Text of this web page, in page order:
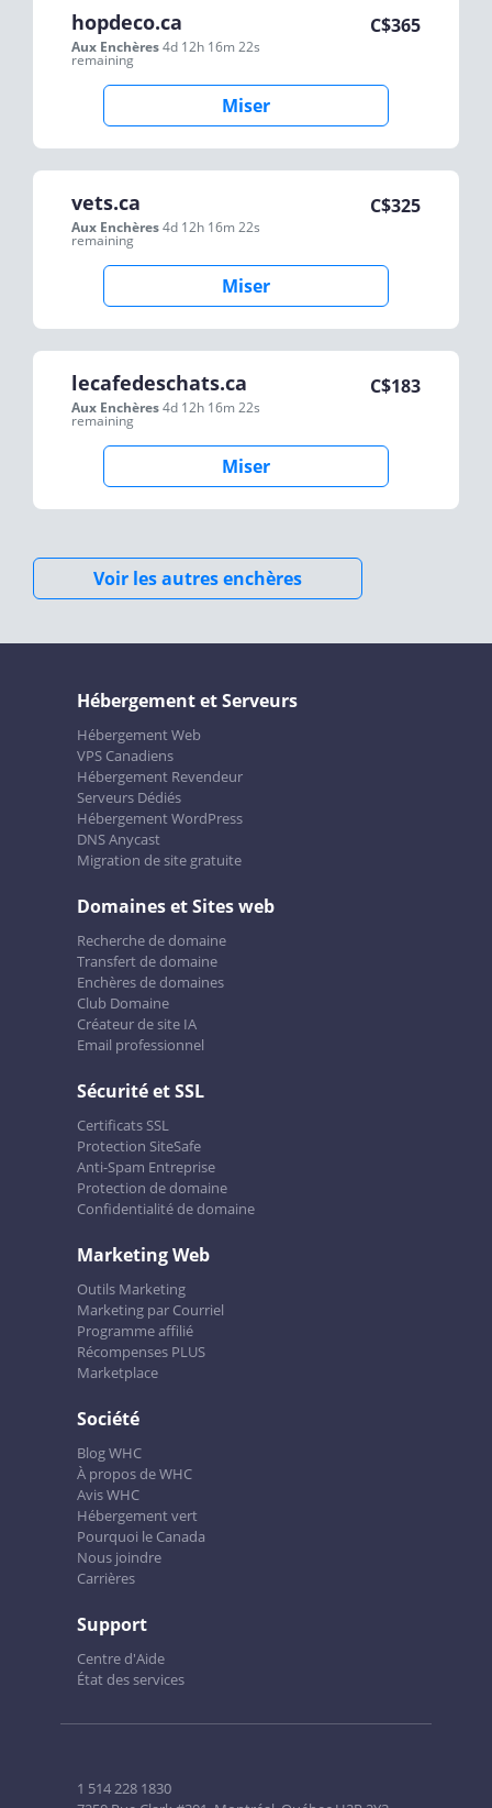
hopdeco.ca
Aux Enchères4d 12h 16m 22s
remaining
C$365
Miser
vets.ca
Aux Enchères4d 12h 16m 22s
remaining
C$325
Miser
lecafedeschats.ca
Aux Enchères4d 12h 16m 22s
remaining
C$183
Miser
Voir les autres enchères
Hébergement et Serveurs
Hébergement Web
VPS Canadiens
Hébergement Revendeur
Serveurs Dédiés
Hébergement WordPress
DNS Anycast
Migration de site gratuite
Domaines et Sites web
Recherche de domaine
Transfert de domaine
Enchères de domaines
Club Domaine
Créateur de site IA
Email professionnel
Sécurité et SSL
Certificats SSL
Protection SiteSafe
Anti-Spam Entreprise
Protection de domaine
Confidentialité de domaine
Marketing Web
Outils Marketing
Marketing par Courriel
Programme affilié
Récompenses PLUS
Marketplace
Société
Blog WHC
À propos de WHC
Avis WHC
Hébergement vert
Pourquoi le Canada
Nous joindre
Carrières
Support
Centre d'Aide
État des services
1 514 228 1830